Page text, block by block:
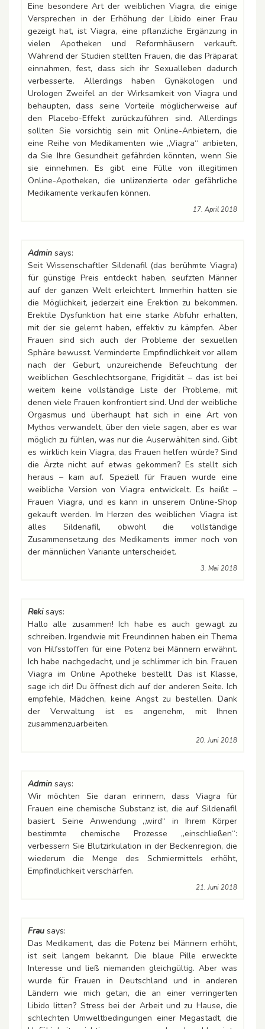
Eine besondere Art der weiblichen Viagra, die einige
Versprechen in der Erhöhung der Libido einer Frau
gezeigt hat, ist Viagra, eine pflanzliche Ergänzung in
vielen Apotheken und Reformhäusern verkauft.
Während der Studien stellten Frauen, die das Präparat
einnahmen, fest, dass sich ihr Sexualleben dadurch
verbesserte. Allerdings haben Gynäkologen und
Urologen Zweifel an der Wirksamkeit von Viagra und
behaupten, dass seine Vorteile möglicherweise auf
den Placebo-Effekt zurückzuführen sind. Allerdings
sollten Sie vorsichtig sein mit Online-Anbietern, die
eine Reihe von Medikamenten wie „Viagra“ anbieten,
da Sie Ihre Gesundheit gefährden könnten, wenn Sie
sie einnehmen. Es gibt eine Fülle von illegitimen
Online-Apotheken, die unlizenzierte oder gefährliche
Medikamente verkaufen können.
17. April 2018
Admin says:
Seit Wissenschaftler Sildenafil (das berühmte Viagra)
für günstige Preis entdeckt haben, seufzten Männer
auf der ganzen Welt erleichtert. Immerhin hatten sie
die Möglichkeit, jederzeit eine Erektion zu bekommen.
Erektile Dysfunktion hat eine starke Abfuhr erhalten,
mit der sie gelernt haben, effektiv zu kämpfen. Aber
Frauen sind sich auch der Probleme der sexuellen
Sphäre bewusst. Verminderte Empfindlichkeit vor allem
nach der Geburt, unzureichende Befeuchtung der
weiblichen Geschlechtsorgane, Frigidität – das ist bei
weitem keine vollständige Liste der Probleme, mit
denen viele Frauen konfrontiert sind. Und der weibliche
Orgasmus und überhaupt hat sich in eine Art von
Mythos verwandelt, über den viele sagen, aber es war
möglich zu fühlen, was nur die Auserwählten sind. Gibt
es wirklich kein Viagra, das Frauen helfen würde? Sind
die Ärzte nicht auf etwas gekommen? Es stellt sich
heraus – kam auf. Speziell für Frauen wurde eine
weibliche Version von Viagra entwickelt. Es heißt –
Frauen Viagra, und es kann in unserem Online-Shop
gekauft werden. Im Herzen des weiblichen Viagra ist
alles Sildenafil, obwohl die vollständige
Zusammensetzung des Medikaments immer noch von
der männlichen Variante unterscheidet.
3. Mai 2018
Reki says:
Hallo alle zusammen! Ich habe es auch gewagt zu
schreiben. Irgendwie mit Freundinnen haben ein Thema
von Hilfsstoffen für eine Potenz bei Männern erwähnt.
Ich habe nachgedacht, und je schlimmer ich bin. Frauen
Viagra im Online Apotheke bestellt. Das ist Klasse,
sage ich dir! Du öffnest dich auf der anderen Seite. Ich
empfehle, Mädchen, keine Angst zu bestellen. Dank
der Verwaltung ist es angenehm, mit Ihnen
zusammenzuarbeiten.
20. Juni 2018
Admin says:
Wir möchten Sie daran erinnern, dass Viagra für
Frauen eine chemische Substanz ist, die auf Sildenafil
basiert. Seine Anwendung „wird“ in Ihrem Körper
bestimmte chemische Prozesse „einschließen“:
verbessern Sie Blutzirkulation in der Beckenregion, die
wiederum die Menge des Schmiermittels erhöht,
Empfindlichkeit verschärfen.
21. Juni 2018
Frau says:
Das Medikament, das die Potenz bei Männern erhöht,
ist seit langem bekannt. Die blaue Pille erweckte
Interesse und ließ niemanden gleichgültig. Aber was
wurde für Frauen in Deutschland und in anderen
Ländern wie mich getan, die an einer verringerten
Libido litten? Stress bei der Arbeit und zu Hause, die
schlechten Umweltbedingungen einer Megastadt, die